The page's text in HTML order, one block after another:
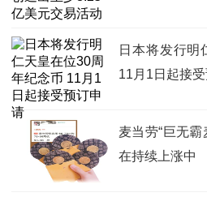
日本将发行明
11月1日起接
麦当劳“巨无
在持续上涨中